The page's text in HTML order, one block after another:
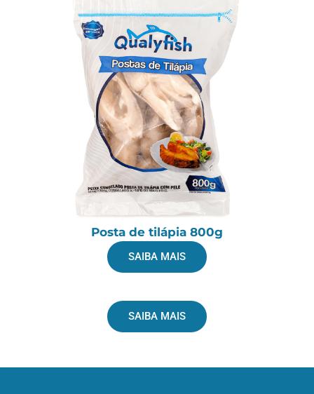
Posta de tilápia 800g
SAIBA MAIS
SAIBA MAIS